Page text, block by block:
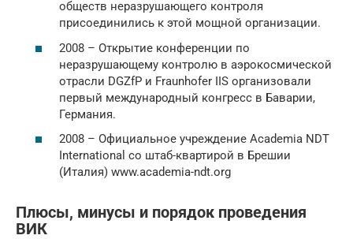
обществ неразрушающего контроля
присоединились к этой мощной организации.
2008 – Открытие конференции по
неразрушающему контролю в аэрокосмической
отрасли DGZfP и Fraunhofer IIS организовали
первый международный конгресс в Баварии,
Германия.
2008 – Официальное учреждение Academia NDT
International со штаб-квартирой в Брешии
(Италия) www.academia-ndt.org
Плюсы, минусы и порядок проведения
ВИК